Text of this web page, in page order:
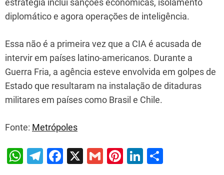
estratégia inclui sanções econômicas, isolamento
diplomático e agora operações de inteligência.
Essa não é a primeira vez que a CIA é acusada de
intervir em países latino-americanos. Durante a
Guerra Fria, a agência esteve envolvida em golpes de
Estado que resultaram na instalação de ditaduras
militares em países como Brasil e Chile.
Fonte: Metrópoles
W T
F
X
G
Pi Li